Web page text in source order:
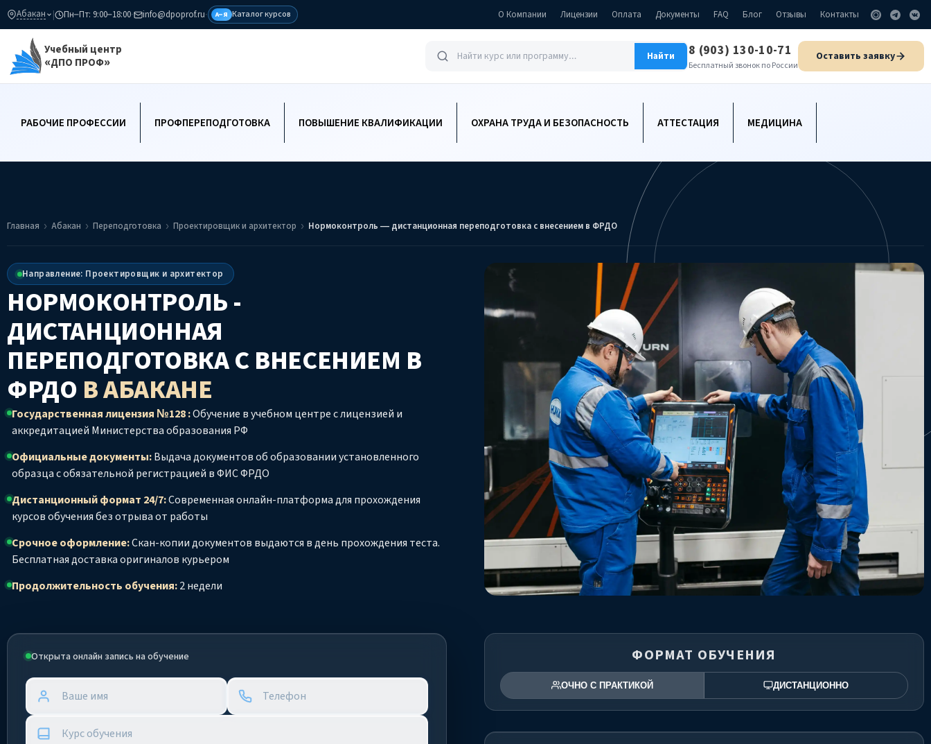
Абакан | Пн–Пт: 9:00–18:00· info@dpoprof.ru· А–Я Каталог курсов О Компании Лицензии Оплата Документы FAQ Блог Отзывы Контакты
Учебный центр
«ДПО ПРОФ»
Найти 8 (903) 130-10-71
Бесплатный звонок по России
Оставить заявку
РАБОЧИЕ ПРОФЕССИИ ПРОФПЕРЕПОДГОТОВКА ПОВЫШЕНИЕ КВАЛИФИКАЦИИ ОХРАНА ТРУДА И БЕЗОПАСНОСТЬ АТТЕСТАЦИЯ МЕДИЦИНА
Главная Абакан Переподготовка Проектировщик и архитектор Нормоконтроль — дистанционная переподготовка с внесением в ФРДО
Направление: Проектировщик и архитектор
НОРМОКОНТРОЛЬ -
ДИСТАНЦИОННАЯ
ПЕРЕПОДГОТОВКА С ВНЕСЕНИЕМ В
ФРДО В АБАКАНЕ
Государственная лицензия №128 :Обучение в учебном центре с лицензией и
аккредитацией Министерства образования РФ
Официальные документы:Выдача документов об образовании установленного
образца с обязательной регистрацией в ФИС ФРДО
Дистанционный формат 24/7:Современная онлайн-платформа для прохождения
курсов обучения без отрыва от работы
Срочное оформление:Скан-копии документов выдаются в день прохождения теста.
Бесплатная доставка оригиналов курьером
Продолжительность обучения:2 недели
Открыта онлайн запись на обучение ФОРМАТ ОБУЧЕНИЯ
ОЧНО С ПРАКТИКОЙ ДИСТАНЦИОННО